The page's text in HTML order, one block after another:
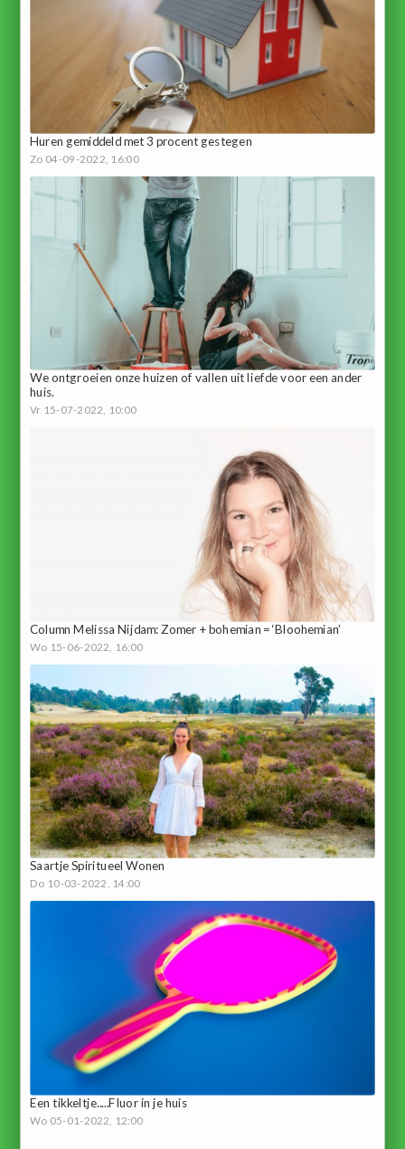
Huren gemiddeld met 3 procent gestegen
Zo 04-09-2022, 16:00
We ontgroeien onze huizen of vallen uit liefde voor een ander
huis.
Vr 15-07-2022, 10:00
Column Melissa Nijdam: Zomer + bohemian = ‘Bloohemian’
Wo 15-06-2022, 16:00
Saartje Spiritueel Wonen
Do 10-03-2022, 14:00
Een tikkeltje.....Fluor in je huis
Wo 05-01-2022, 12:00